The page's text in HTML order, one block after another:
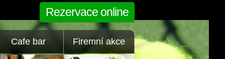
Rezervace online
Cafe bar Firemní akce